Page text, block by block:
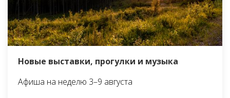
Новые выставки, прогулки и музыка
Афиша на неделю 3–9 августа